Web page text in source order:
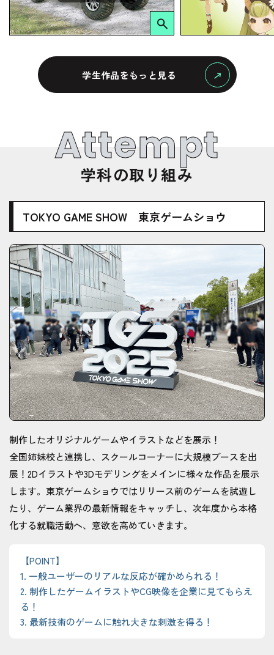
学生作品をもっと見る
Attempt
学科の取り組み
TOKYO GAME SHOW 東京ゲームショウ
制作したオリジナルゲームやイラストなどを展示！
全国姉妹校と連携し、スクールコーナーに大規模ブースを出
展！2Dイラストや3Dモデリングをメインに様々な作品を展示
します。東京ゲームショウではリリース前のゲームを試遊し
たり、ゲーム業界の最新情報をキャッチし、次年度から本格
化する就職活動へ、意欲を高めていきます。
【POINT】
1. 一般ユーザーのリアルな反応が確かめられる！
2. 制作したゲームイラストやCG映像を企業に見てもらえ
る！
3. 最新技術のゲームに触れ大きな刺激を得る！